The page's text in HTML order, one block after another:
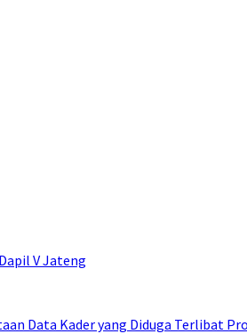
V Jateng
Data Kader yang Diduga Terlibat